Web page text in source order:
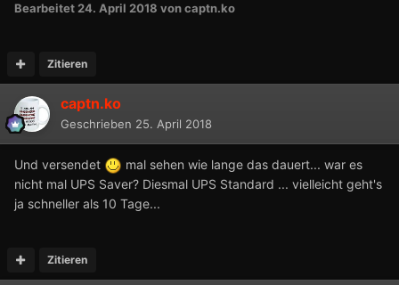
Bearbeitet24. April 2018 von captn.ko
Zitieren
captn.ko
Geschrieben 25. April 2018
Und versendet
mal sehen wie lange das dauert... war es
nicht mal UPS Saver? Diesmal UPS Standard ... vielleicht geht's
ja schneller als 10 Tage...
Zitieren